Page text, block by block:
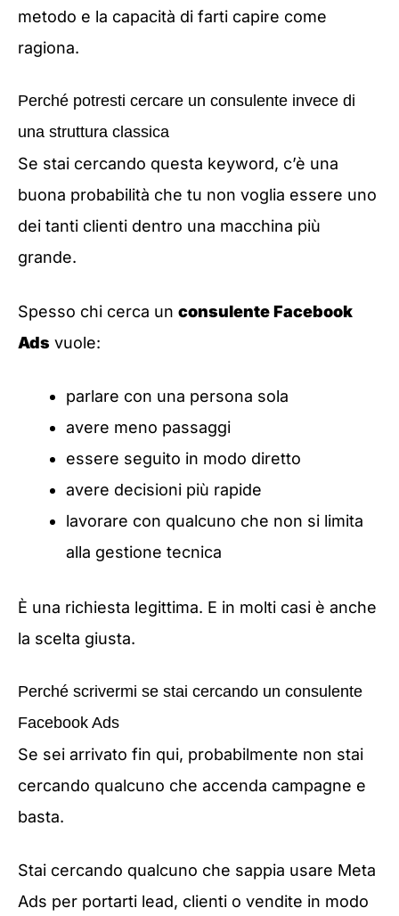
metodo e la capacità di farti capire come
ragiona.
Perché potresti cercare un consulente invece di
una struttura classica
Se stai cercando questa keyword, c’è una
buona probabilità che tu non voglia essere uno
dei tanti clienti dentro una macchina più
grande.
Spesso chi cerca un consulente Facebook
Ads vuole:
parlare con una persona sola
avere meno passaggi
essere seguito in modo diretto
avere decisioni più rapide
lavorare con qualcuno che non si limita
alla gestione tecnica
È una richiesta legittima. E in molti casi è anche
la scelta giusta.
Perché scrivermi se stai cercando un consulente
Facebook Ads
Se sei arrivato fin qui, probabilmente non stai
cercando qualcuno che accenda campagne e
basta.
Stai cercando qualcuno che sappia usare Meta
Ads per portarti lead, clienti o vendite in modo